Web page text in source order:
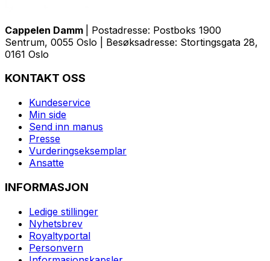
Cappelen Damm
| Postadresse: Postboks 1900
Sentrum, 0055 Oslo | Besøksadresse: Stortingsgata 28,
0161 Oslo
KONTAKT OSS
Kundeservice
Min side
Send inn manus
Presse
Vurderingseksemplar
Ansatte
INFORMASJON
Ledige stillinger
Nyhetsbrev
Royaltyportal
Personvern